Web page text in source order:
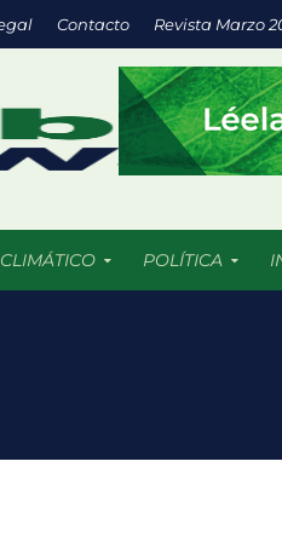
Contacto Revista Marzo
POLÍTICA